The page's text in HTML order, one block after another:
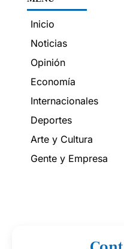
Inicio
Noticias
Opinión
Economía
Internacionales
Deportes
Arte y Cultura
Gente y Empresa